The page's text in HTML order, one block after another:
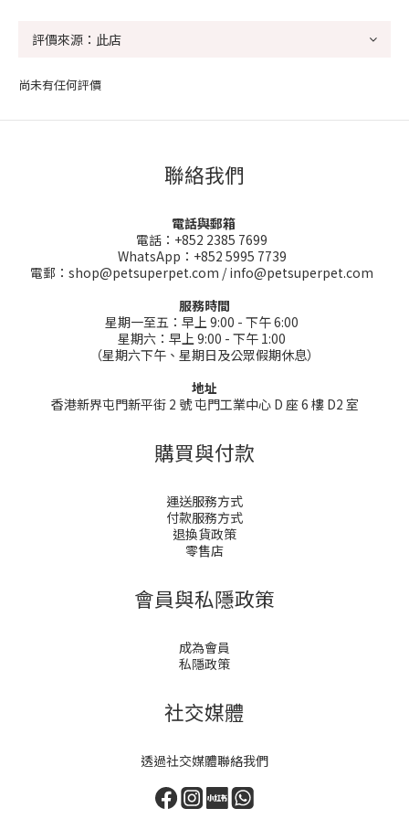
尚未有任何評價
聯絡我們
電話與郵箱
電話：+852 2385 7699
WhatsApp：+852 5995 7739
電郵：shop@petsuperpet.com / info@petsuperpet.com
服務時間
星期一至五：早上 9:00 - 下午 6:00
星期六：早上 9:00 - 下午 1:00
（星期六下午、星期日及公眾假期休息）
地址
香港新界屯門新平街 2 號 屯門工業中心 D 座 6 樓 D2 室
購買與付款
運送服務方式
付款服務方式
退換貨政策
零售店
會員與私隱政策
成為會員
私隱政策
社交媒體
透過社交媒體聯絡我們